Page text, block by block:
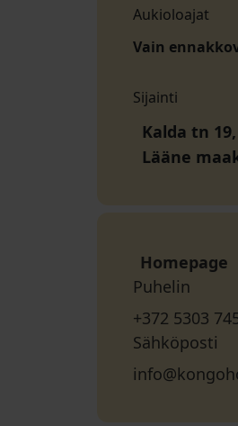
Aukioloajat
Vain
Sijainti
Kalda tn
Lääne
Homepage
Puhelin
+372 5303
Sähköposti